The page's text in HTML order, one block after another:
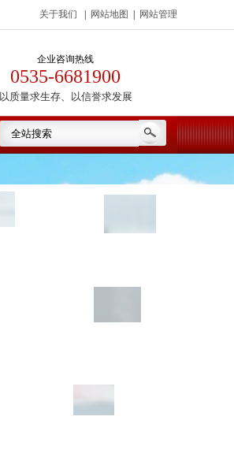
关于我们 网站地图 网站管理
企业咨询热线
0535-6681900
以质量求生存、以信誉求发展